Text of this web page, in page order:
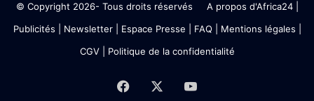
© Copyright 2026- Tous droits réservés A propos d'Africa24|
Publicités
Newsletter| Espace Presse | FAQ | Mentions légales
CGV| Politique de la confidentialité